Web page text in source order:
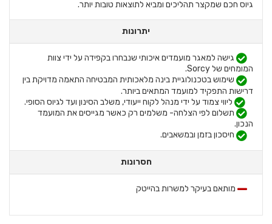
גיוס חכם שמקצר תהליכים ומביא לתוצאות טובות יותר.
יתרונות
גישה למאגר מועמדים איכותי שנבחרו בקפידה על ידי צוות
המומחים של Sorcy.
שימוש בטכנולוגיית בינה מלאכותית המבטיחה התאמה מדויקת בין
דרישות התפקיד למועמד המתאים ביותר.
ליווי צמוד על ידי מנהל לקוח ייעודי, משלב הסינון ועד לגיוס הסופי.
תשלום לפי הצלחה- משלמים רק כאשר מגייסים את המועמד
הנכון.
חיסכון בזמן ובמשאבים.
חסרונות
מותאם בעיקר למשרות בהייטק